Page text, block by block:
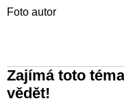
Foto autor
Zajímá toto
vědět!